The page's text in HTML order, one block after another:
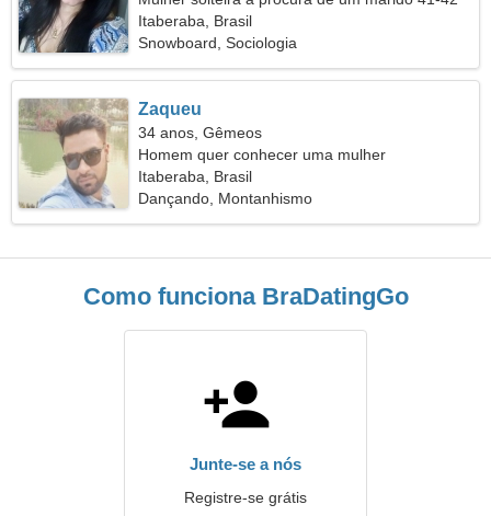
Itaberaba, Brasil
Snowboard, Sociologia
Zaqueu
34 anos, Gêmeos
Homem quer conhecer uma mulher
Itaberaba, Brasil
Dançando, Montanhismo
Como funciona BraDatingGo
Junte-se a nós
Registre-se grátis